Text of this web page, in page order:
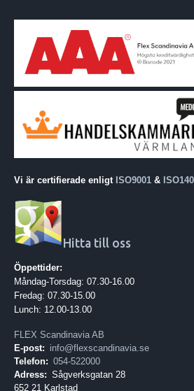
Vi är certifierade enligt ISO9001 &
Hitta till oss
Öppettider:
Måndag-Torsdag: 07.30-16.00
Fredag: 07.30-15.00
Lunch: 12.00-13.00
FLEX Scandinavia AB
E-post: info@flexscandinavia.se
Telefon: 054-522000
Adress: Sågverksgatan 28
652 21 Karlstad